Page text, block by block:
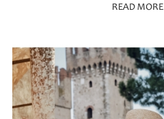
READ MORE